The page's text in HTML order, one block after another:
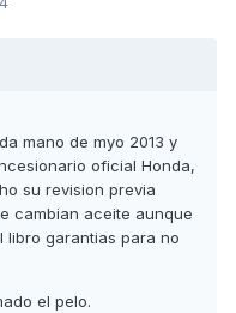
mano de myo 2013 y
oficial Honda,
su revision previa
cambian aceite aunque
libro garantias para no
el pelo.